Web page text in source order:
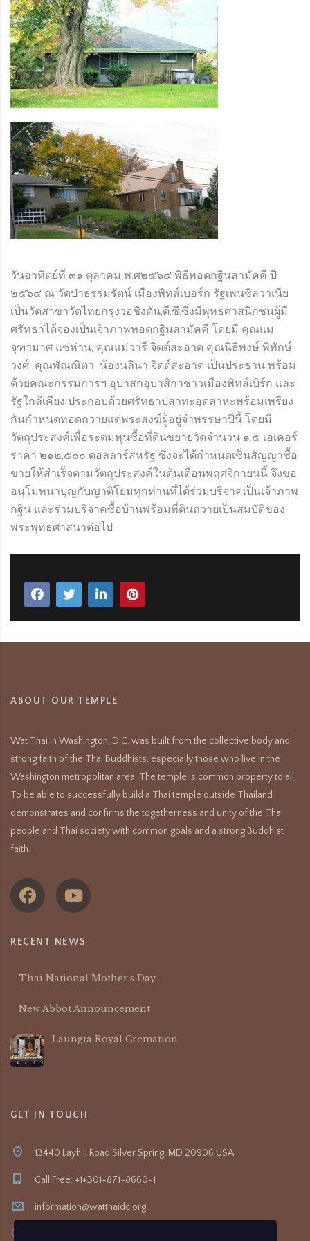
วันอาทิตย์ที่ ๓๑ ตุลาคม พ.ศ๒๕๖๔ พิธีทอดกฐินสามัคคี ปี
๒๕๖๔ ณ วัดป่าธรรมรัตน์ เมืองพิทส์เบอร์ก รัฐเพนซิลวาเนีย
เป็นวัดสาขาวัดไทยกรุงวอชิงตัน,ดี.ซี.ซึ่งมีพุทธศาสนิกชนผู้มี
ศรัทธาได้จองเป็นเจ้าภาพทอดกฐินสามัคคี โดยมี คุณแม่
จุฑามาศ แซ่ห่าน, คุณแม่วารี จิตต์สะอาด คุณนิธิพงษ์ พิทักษ์
วงศ์-คุณพัณณิตา-น้องนลินา จิตต์สะอาด เป็นประธาน พร้อม
ด้วยคณะกรรมการฯ อุบาสกอุบาสิกาชาวเมืองพิทส์เบิร์ก และ
รัฐใกล้เคียง ประกอบด้วยศรัทธาปสาทะอุตสาหะพร้อมเพรียง
กันกำหนดทอดถวายแด่พระสงฆ์ผู้อยู่จำพรรษาปีนี้ โดยมี
วัตถุประสงค์เพื่อระดมทุนซื้อที่ดินขยายวัดจำนวน ๑.๕ เอเคอร์
ราคา ๒๑๒,๕๐๐ ดอลลาร์สหรัฐ ซึ่งจะได้กำหนดเซ็นสัญญาซื้อ
ขายให้สำเร็จตามวัตถุประสงค์ในต้นเดือนพฤศจิกายนนี้ จึงขอ
อนุโมทนาบุญกับญาติโยมทุกท่านที่ได้ร่วมบริจาคเป็นเจ้าภาพ
กฐิน และร่วมบริจาคซื้อบ้านพร้อมที่ดินถวายเป็นสมบัติของ
พระพุทธศาสนาต่อไป
ABOUT OUR TEMPLE
Wat Thai in Washington, D.C. was built from the collective body and
strong faith of the Thai Buddhists, especially those who live in the
Washington metropolitan area. The temple is common property to all.
To be able to successfully build a Thai temple outside Thailand
demonstrates and confirms the togetherness and unity of the Thai
people and Thai society with common goals and a strong Buddhist
faith.
RECENT NEWS
Thai National Mother’s Day
New Abbot Announcement
Laungta Royal Cremation
GET IN TOUCH
13440 Layhill Road Silver Spring, MD 20906 USA
Call Free: +1+301-871-8660-1
information@watthaidc.org